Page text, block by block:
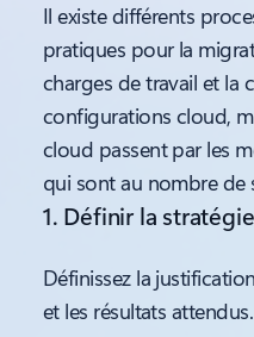
Il existe différents
pratiques pour la
charges de travail et la
configurations cloud,
cloud passent par les
qui sont au nombre de
1. Définir la stratégie
Définissez la
et les résultats attendus.